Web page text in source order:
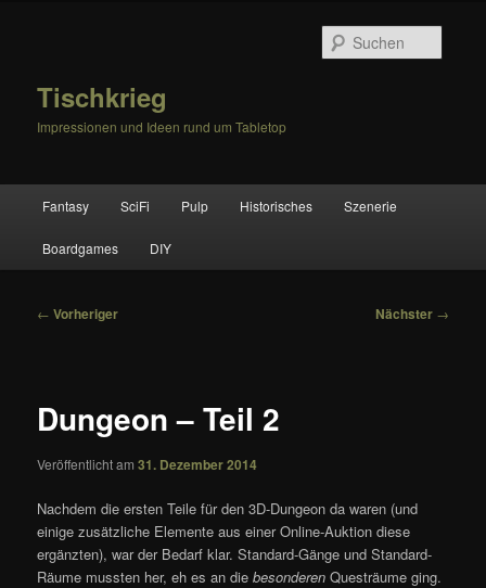
Tischkrieg
Impressionen und Ideen rund um Tabletop
Fantasy SciFi Pulp Historisches Szenerie
Boardgames DIY
Beitragsnavigation
← Vorheriger Nächster →
Dungeon – Teil 2
Veröffentlicht am31. Dezember 2014
Nachdem die ersten Teile für den 3D-Dungeon da waren (und
einige zusätzliche Elemente aus einer Online-Auktion diese
ergänzten), war der Bedarf klar. Standard-Gänge und Standard-
Räume mussten her, eh es an diebesonderen Questräume ging.